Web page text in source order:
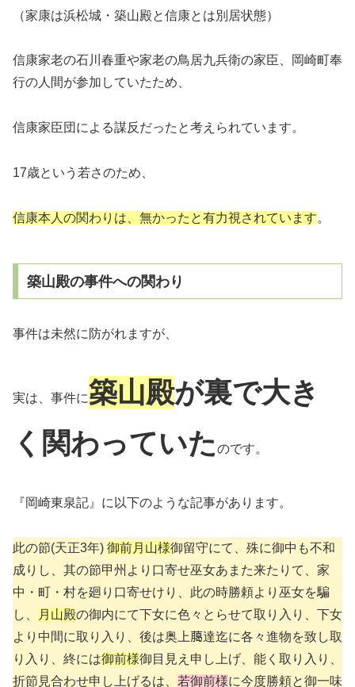
（家康は浜松城・築山殿と信康とは別居状態）
信康家老の石川春重や家老の鳥居九兵衛の家臣、岡崎町奉
行の人間が参加していたため、
信康家臣団による謀反だったと考えられています。
17歳という若さのため、
信康本人の関わりは、無かったと有力視されています。
築山殿の事件への関わり
事件は未然に防がれますが、
実は、事件に築山殿が裏で大き
く関わっていた のです。
『岡崎東泉記』に以下のような記事があります。
此の節(天正3年) 御前月山様御留守にて、殊に御中も不和
成りし、其の節甲州より口寄せ巫女あまた来たりて、家
中・町・村を廻り口寄せけり、此の時勝頼より巫女を騙
し、
月山殿の御内にて下女に色々とらせて取り入り、下女
より中間に取り入り、後は奥上﨟達迄に各々進物を致し取
り入り、終には御前様御目見え申し上げ、能く取り入り、
折節見合わせ申し上げるは、 若御前様に今度勝頼と御一味